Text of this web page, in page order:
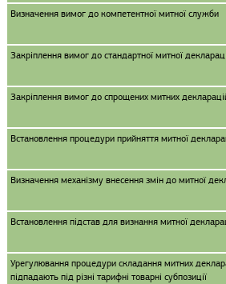
Визначення вимог до компетентної митної служби
Закріплення вимог до стандартної митної
Закріплення вимог до спрощених митних
Встановлення процедури прийняття митної
Визначення механізму внесення змін до митної
Встановлення підстав для визнання митної
Урегулювання процедури складання митних
підпадають під різні тарифні товарні субпозиції